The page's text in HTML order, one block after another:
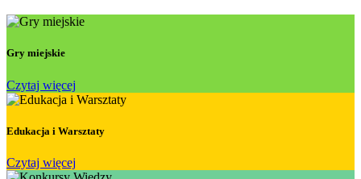
Gry miejskie
Czytaj więcej
Edukacja i Warsztaty
Czytaj więcej